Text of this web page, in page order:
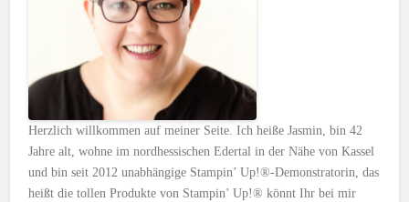
Herzlich willkommen auf meiner Seite. Ich heiße Jasmin, bin 42
Jahre alt, wohne im nordhessischen Edertal in der Nähe von Kassel
und bin seit 2012 unabhängige Stampin’ Up!®-Demonstratorin, das
heißt die tollen Produkte von Stampin’ Up!® könnt Ihr bei mir